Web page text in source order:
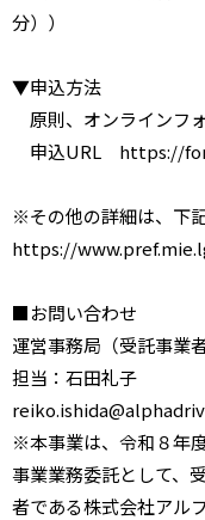
分））
▼申込方法
原則、オンラインフ
申込URL https://
※その他の詳細は、下
https://
■お問い合わせ
運営事務局（受託事業
担当：石田礼子
※本事業は、令和８年
事業業務委託として、
者である株式会社アル